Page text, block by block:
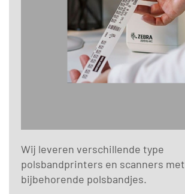
Wij leveren verschillende type
polsbandprinters en scanners met
bijbehorende polsbandjes.